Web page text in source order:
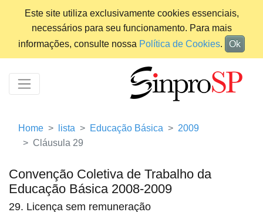
Este site utiliza exclusivamente cookies essenciais,
necessários para seu funcionamento. Para mais
informações, consulte nossa Política de Cookies. Ok
Home lista Educação Básica
2009
Cláusula 29
Convenção Coletiva de Trabalho da
Educação Básica 2008-2009
29. Licença sem remuneração